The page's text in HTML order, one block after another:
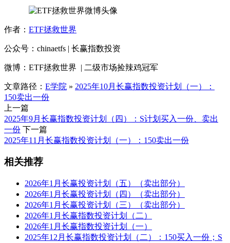
作者： ETF拯救世界
公众号：chinaetfs | 长赢指数投资
微博：ETF拯救世界 | 二级市场捡辣鸡冠军
文章路径： E学院 » 2025年10月长赢指数投资计划（一）：
150卖出一份
上一篇
2025年9月长赢指数投资计划（四）：S计划买入一份、卖出
一份 下一篇
2025年11月长赢指数投资计划（一）：150卖出一份
相关推荐
2026年1月长赢投资计划（五）（卖出部分）
2026年1月长赢投资计划（四）（卖出部分）
2026年1月长赢投资计划（三）（卖出部分）
2026年1月长赢指数投资计划（二）
2026年1月长赢指数投资计划（一）
2025年12月长赢指数投资计划（二）：150买入一份；S